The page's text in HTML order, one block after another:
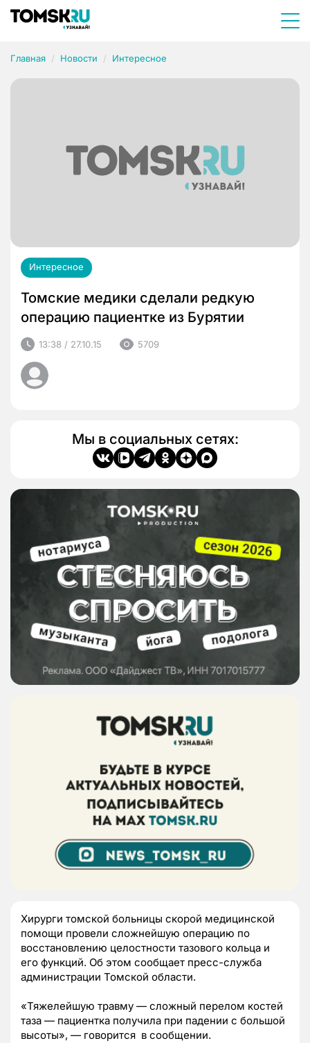
Главная Новости Интересное
Интересное
Томские медики сделали редкую
операцию пациентке из Бурятии
13:38 / 27.10.15 5709
Мы в социальных сетях:
Хирурги томской больницы скорой медицинской
помощи провели сложнейшую операцию по
восстановлению целостности тазового кольца и
его функций. Об этом сообщает пресс-служба
администрации Томской области.
«Тяжелейшую травму — сложный перелом костей
таза — пациентка получила при падении с большой
высоты», — говорится в сообщении.